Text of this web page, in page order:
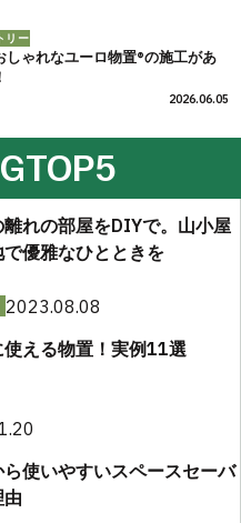
リー
しゃれなユーロ物置®の施工があ
2026.06.05
TOP5
れの部屋をDIYで。山小屋
優雅なひとときを
2023.08.08
える物置！実例11選
使いやすいスペースセーバ